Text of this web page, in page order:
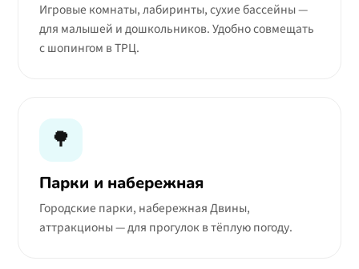
Игровые комнаты, лабиринты, сухие бассейны —
для малышей и дошкольников. Удобно совмещать
с шопингом в ТРЦ.
🌳
Парки и набережная
Городские парки, набережная Двины,
аттракционы — для прогулок в тёплую погоду.